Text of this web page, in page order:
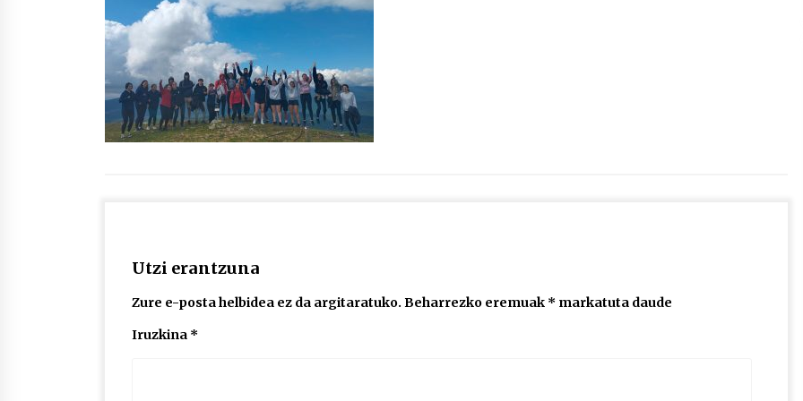
protagonista
POTTO: San Pedro jaietako bertso-
saioa
2026/07/09
Utzi erantzuna
Zure e-posta helbidea ez da argitaratuko. Beharrezko eremuak * markatuta daude
Iruzkina *